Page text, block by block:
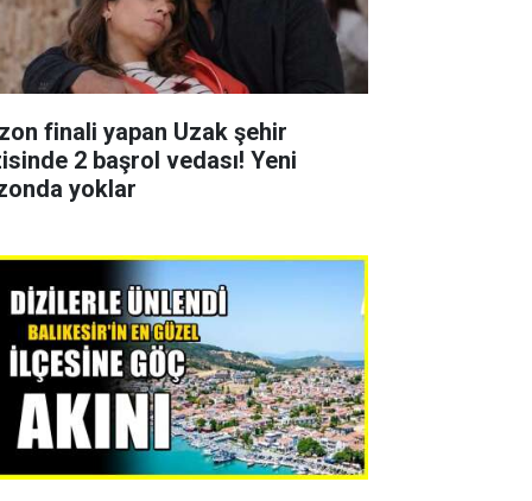
finali yapan Uzak şehir
2 başrol vedası! Yeni
yoklar